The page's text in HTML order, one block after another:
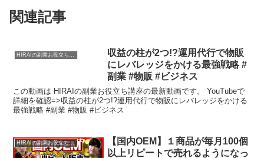
関連記事
収益の柱が2つ!?運用代行で物販
にレバレッジをかける最強戦略 #
副業 #物販 #ビジネス
この動画は HIRAIの副業お役立ち講座の最新動画です。 YouTubeで
詳細を確認=>収益の柱が2つ!?運用代行で物販にレバレッジをかける
最強戦略 #副業 #物販 #ビジネス
HIRAIの副業お役立ち講座
【国内OEM】１商品が毎月100個
以上リピートで売れるようになっ